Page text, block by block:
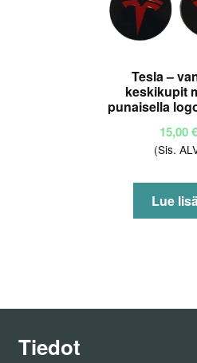
Tesla –
keskikupit
punaisella
15,00€
(Sis.
Lue
Tiedot